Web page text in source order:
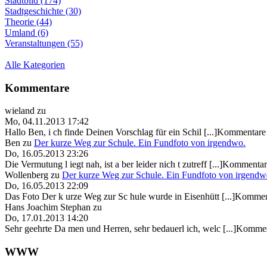
Stadtgeschichte (30)
Theorie (44)
Umland (6)
Veranstaltungen (55)
Alle Kategorien
Kommentare
wieland zu
Mo, 04.11.2013 17:42
Hallo Ben, i ch finde Deinen Vorschlag für ein Schil
Ben zu Der kurze Weg zur Schule. Ein Fundfoto von irgendwo.
Do, 16.05.2013 23:26
Die Vermutung l iegt nah, ist a ber leider nich t zutreff
Wollenberg zu Der kurze Weg zur Schule. Ein Fundfoto von
Do, 16.05.2013 22:09
Das Foto Der k urze Weg zur Sc hule wurde in Eisenhütt
Hans Joachim Stephan zu
Do, 17.01.2013 14:20
Sehr geehrte Da men und Herren, sehr bedauerl ich, welc
WWW